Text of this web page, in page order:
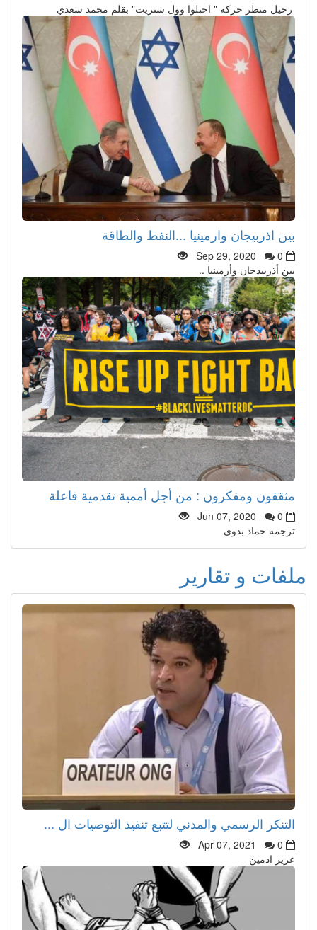
رحيل منظر حركة " احتلوا وول ستريت" بقلم محمد سعدي
بين اذربيجان وارمينيا ...النفط والطاقة
Sep 29, 2020
0
بين أذربيدجان وأرمينيا ..
مثقفون ومفكرون : من أجل أممية تقدمية فاعلة
Jun 07, 2020
0
ترجمه حماد بدوي
ملفات و تقارير
التنكر الرسمي والمدني لتتبع تنفيذ التوصيات ال ...
Apr 07, 2021
0
عزيز ادمين